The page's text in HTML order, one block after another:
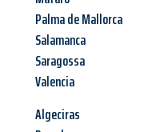
Palma de Mallorca
Salamanca
Saragossa
Valencia
Algeciras